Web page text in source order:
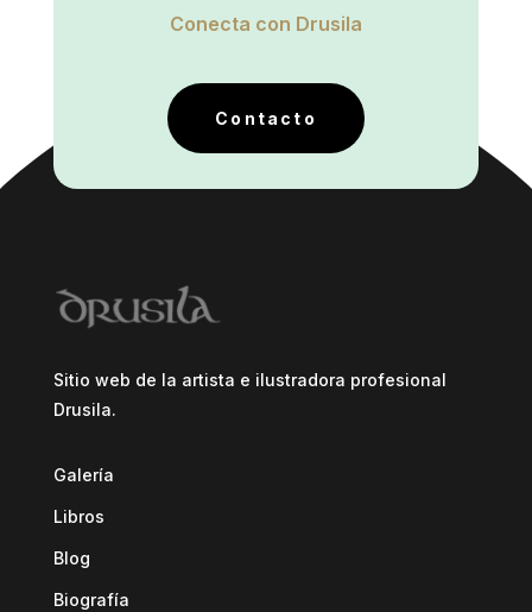
Conecta con Drusila
Contacto
Sitio web de la artista e ilustradora profesional
Drusila.
Galería
Libros
Blog
Biografía